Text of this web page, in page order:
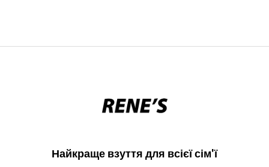
Найкраще взуття для всієї сім'ї